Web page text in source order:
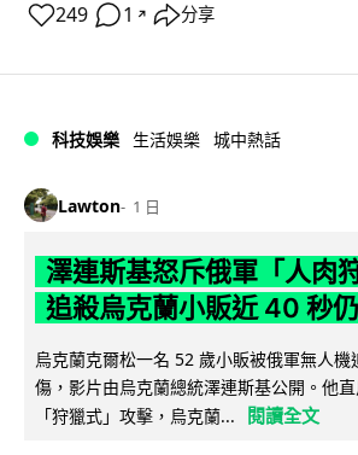
249 1 ↗ 分享
科技娛樂 生活娛樂 城中熱話
Lawton 1 日
澤連斯基怒斥俄軍「人肉
追殺烏克蘭小販近 40 秒
烏克蘭克爾松一名 52 歲小販被俄軍無人
傷，影片由烏克蘭總統澤連斯基公開。他
「狩獵式」攻擊，烏克蘭...
閱讀全文